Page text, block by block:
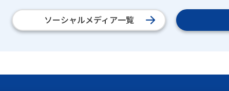
ソーシャルメディア一覧